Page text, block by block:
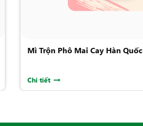
Mì Trộn Phô Mai Cay Hàn Quốc
Chi tiết